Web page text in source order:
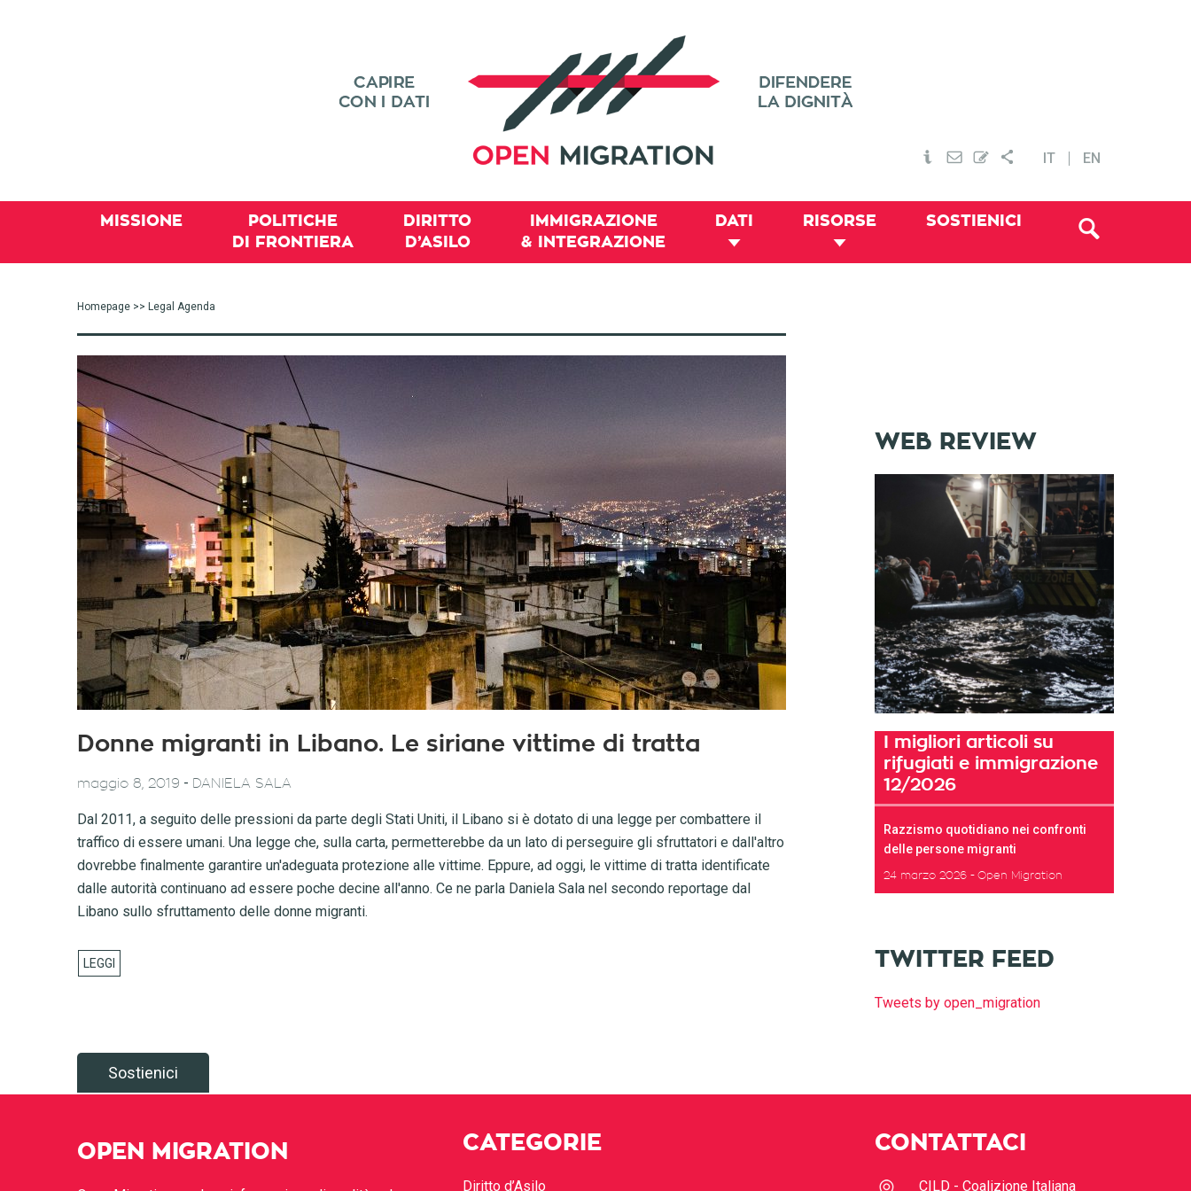
IT EN
MISSIONE
POLITICHE
DI FRONTIERA
DIRITTO
D’ASILO
IMMIGRAZIONE
& INTEGRAZIONE
DATI RISORSE SOSTIENICI
Homepage >> Legal Agenda
Donne migranti in Libano. Le siriane vittime di tratta
maggio 8, 2019 - DANIELA SALA
Dal 2011, a seguito delle pressioni da parte degli Stati Uniti, il Libano si è dotato di una legge per combattere il
traffico di essere umani. Una legge che, sulla carta, permetterebbe da un lato di perseguire gli sfruttatori e dall'altro
dovrebbe finalmente garantire un'adeguata protezione alle vittime. Eppure, ad oggi, le vittime di tratta identificate
dalle autorità continuano ad essere poche decine all'anno. Ce ne parla Daniela Sala nel secondo reportage dal
Libano sullo sfruttamento delle donne migranti.
WEB REVIEW
I migliori articoli su
rifugiati e immigrazione
12/2026
Razzismo quotidiano nei confronti
delle persone migranti
24 marzo 2026 Open Migration
TWITTER FEED
Tweets by open_migration
Sostienici
OPEN MIGRATION CATEGORIE
Diritto d’Asilo
CONTATTACI
CILD - Coalizione Italiana